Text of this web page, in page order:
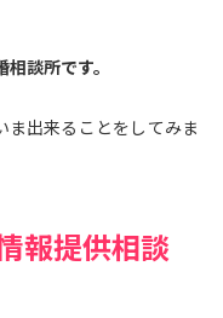
談所です。
出来ることをしてみま
報提供相談